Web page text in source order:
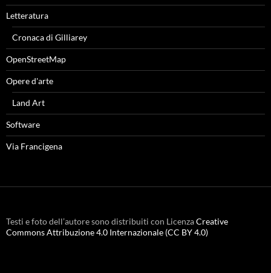
Letteratura
Cronaca di Gilliarey
OpenStreetMap
Opere d'arte
Land Art
Software
Via Francigena
Testi e foto dell’autore sono distribuiti con LicenzaCreative
Commons Attribuzione 4.0 Internazionale (CC BY 4.0)